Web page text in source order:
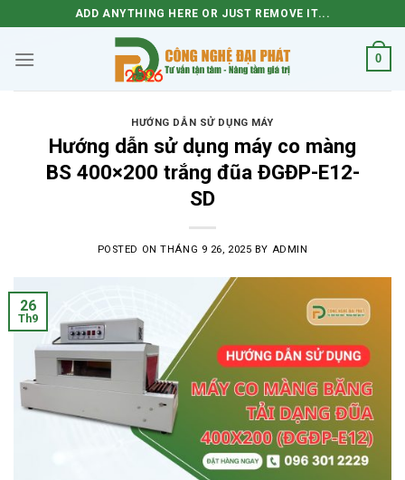
to
content
ADD ANYTHING HERE OR JUST REMOVE IT...
0
HƯỚNG DẪN SỬ DỤNG MÁY
Hướng dẫn sử dụng máy co màng
BS 400×200 trắng đũa ĐGĐP-E12-
SD
POSTED ONTHÁNG 9 26, 2025 BY ADMIN
26
Th9